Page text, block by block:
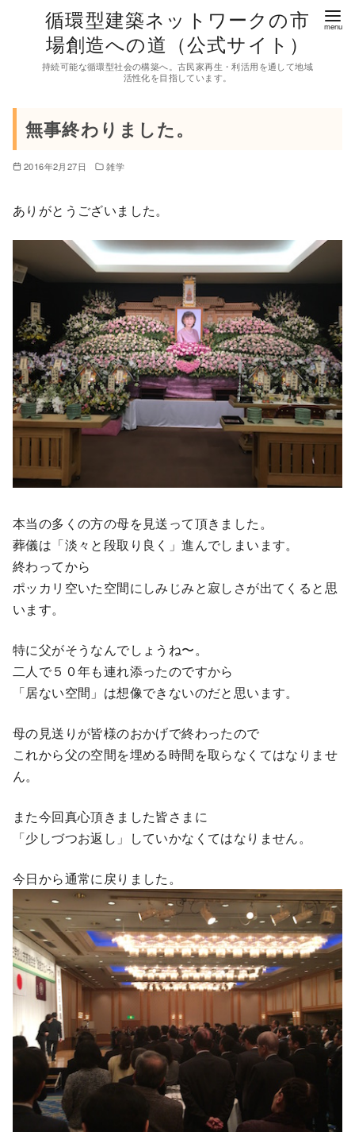
循環型建築ネットワークの市
場創造への道（公式サイト）
持続可能な循環型社会の構築へ。古民家再生・利活用を通して地域
活性化を目指しています。
無事終わりました。
2016年2月27日 雑学
ありがとうございました。
本当の多くの方の母を見送って頂きました。
葬儀は「淡々と段取り良く」進んでしまいます。
終わってから
ポッカリ空いた空間にしみじみと寂しさが出てくると思
います。
特に父がそうなんでしょうね〜。
二人で５０年も連れ添ったのですから
「居ない空間」は想像できないのだと思います。
母の見送りが皆様のおかげで終わったので
これから父の空間を埋める時間を取らなくてはなりませ
ん。
また今回真心頂きました皆さまに
「少しづつお返し」していかなくてはなりません。
今日から通常に戻りました。